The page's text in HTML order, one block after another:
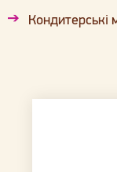
Кондитерські